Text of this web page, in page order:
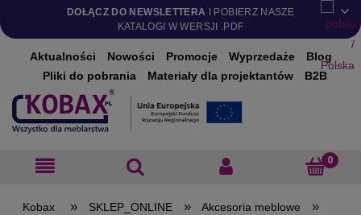
DOŁĄCZ DO NEWSLETTERA I POBIERZ NASZE
KATALOGI W WERSJI .PDF
Aktualności Nowości Promocje Wyprzedaże
Blog
Pliki do pobrania
Materiały dla projektantów B2B
» SKLEP_ONLINE » Akcesoria meblowe »